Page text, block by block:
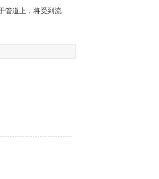
管道上，将受到流